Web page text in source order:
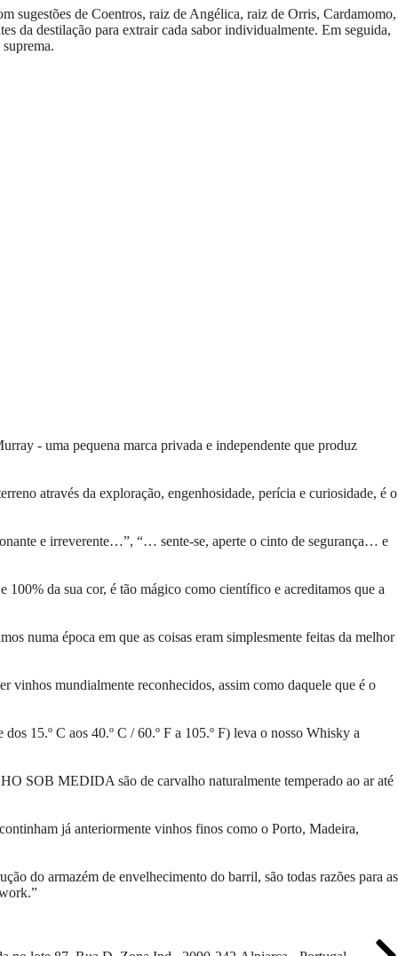
sugestões de Coentros, raiz de Angélica, raiz de Orris, Cardamomo,
da destilação para extrair cada sabor individualmente. Em seguida,
- uma pequena marca privada e independente que produz
através da exploração, engenhosidade, perícia e curiosidade, é o
e irreverente…”, “… sente-se, aperte o cinto de segurança… e
da sua cor, é tão mágico como científico e acreditamos que a
numa época em que as coisas eram simplesmente feitas da melhor
vinhos mundialmente reconhecidos, assim como daquele que é o
15.º C aos 40.º C / 60.º F a 105.º F) leva o nosso Whisky a
SOB MEDIDA são de carvalho naturalmente temperado ao ar até
já anteriormente vinhos finos como o Porto, Madeira,
do armazém de envelhecimento do barril, são todas razões para as